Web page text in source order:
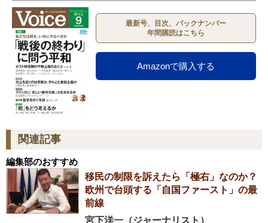
最新号、目次、バックナンバー
年間購読はこちら
Amazonで購入する
関連記事
編集部のおすすめ
移民の制限を訴えたら「極右」なのか？
欧州で台頭する「自国ファースト」の最
前線
宮下洋一（ジャーナリスト）